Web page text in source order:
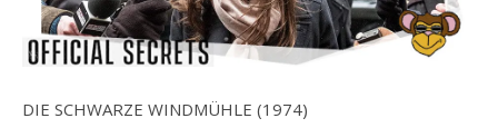
DIE SCHWARZE WINDMÜHLE (1974)